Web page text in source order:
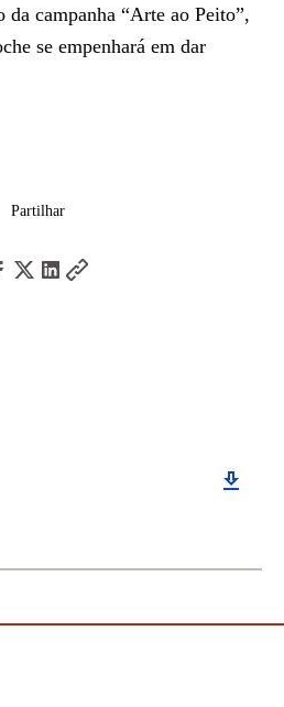
da campanha “Arte ao Peito”,
se empenhará em dar
Partilhar